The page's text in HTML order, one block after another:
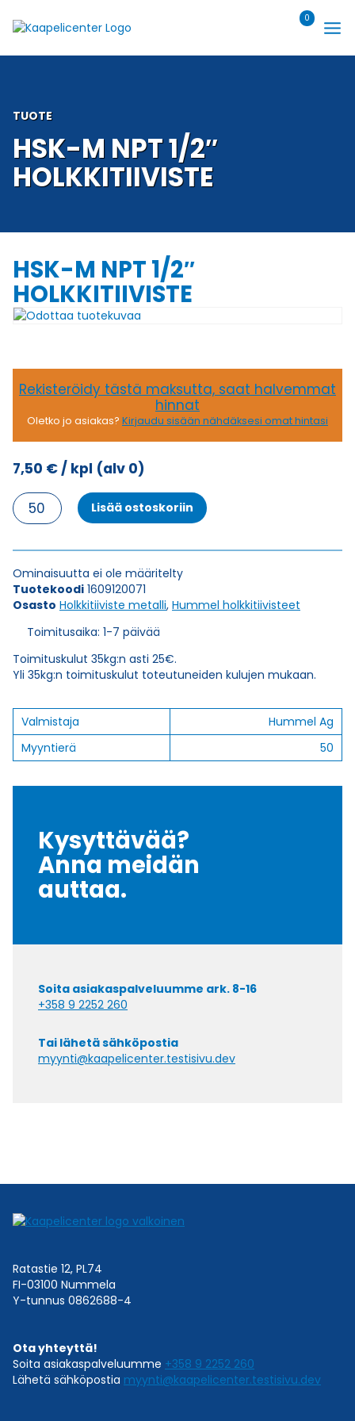
sisältöön
0
TUOTE
HSK-M NPT 1/2″
HOLKKITIIVISTE
HSK-M NPT 1/2″
HOLKKITIIVISTE
Rekisteröidy tästä maksutta, saat halvemmat
hinnat
Oletko jo asiakas? Kirjaudu sisään nähdäksesi omat hintasi
7,50 €/ kpl (alv 0)
HSK-
M
1/2"
määrä
Lisää ostoskoriin
Ominaisuutta ei ole määritelty
Tuotekoodi 1609120071
Osasto Holkkitiiviste metalli, Hummel holkkitiivisteet
Toimitusaika: 1-7 päivää
Toimituskulut 35kg:n asti 25€.
Yli 35kg:n toimituskulut toteutuneiden kulujen mukaan.
Valmistaja
Hummel Ag
Myyntierä
50
Kysyttävää?
Anna meidän
auttaa.
Soita asiakaspalveluumme ark. 8-16
+358 9 2252 260
Tai lähetä sähköpostia
myynti@kaapelicenter.testisivu.dev
Ratastie 12, PL74
FI-03100 Nummela
Y-tunnus 0862688-4
Ota yhteyttä!
Soita asiakaspalveluumme +358 9 2252 260
Lähetä sähköpostia myynti@kaapelicenter.testisivu.dev